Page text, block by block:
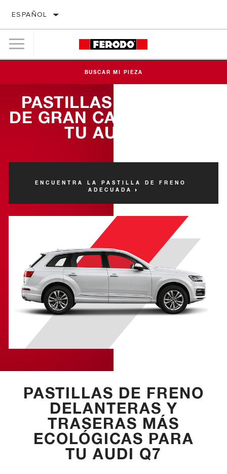
ESPAÑOL
BUSCAR MI PIEZA
PASTILLAS DE FRENO
DE GRAN CALIDAD PARA
TU AUDI Q7
ENCUENTRA LA PASTILLA DE FRENO
ADECUADA
PASTILLAS DE FRENO
DELANTERAS Y
TRASERAS MÁS
ECOLÓGICAS PARA
TU AUDI Q7